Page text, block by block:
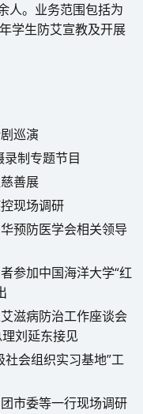
人。业务范围包括为
学生防艾宣教及开展
巡演
录制专题节目
善展
现场调研
预防医学会相关领导
参加中国海洋大学“红
滋病防治工作座谈会
刘延东接见
会组织实习基地”工
市委等一行现场调研